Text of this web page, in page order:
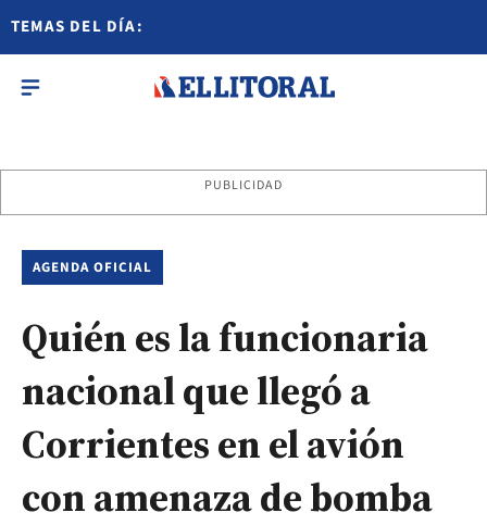
TEMAS DEL DÍA:
PUBLICIDAD
AGENDA OFICIAL
Quién es la funcionaria
nacional que llegó a
Corrientes en el avión
con amenaza de bomba